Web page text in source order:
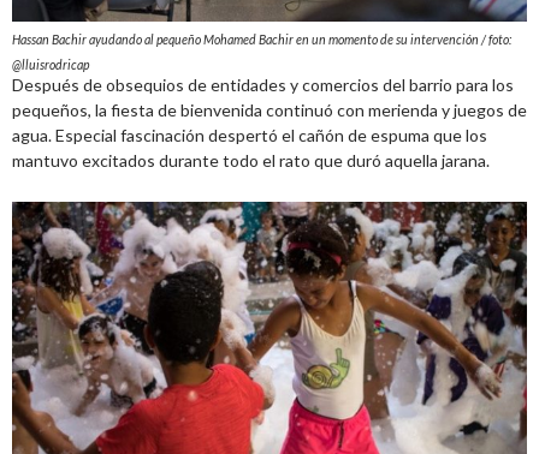
Hassan Bachir ayudando al pequeño Mohamed Bachir en un momento de su intervención / foto:
@lluisrodricap
Después de obsequios de entidades y comercios del barrio para los
pequeños, la fiesta de bienvenida continuó con merienda y juegos de
agua. Especial fascinación despertó el cañón de espuma que los
mantuvo excitados durante todo el rato que duró aquella jarana.